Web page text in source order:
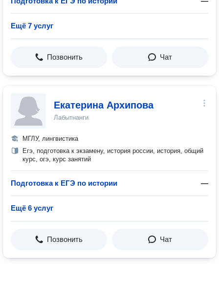
Ещё 7 услуг
Позвонить Чат
Екатерина Архипова
Лабытнанги
МГЛУ, лингвистика
Егэ, подготовка к экзамену, история россии, история, общий
курс, огэ, курс занятий
Подготовка к ЕГЭ по истории —
Ещё 6 услуг
Позвонить Чат